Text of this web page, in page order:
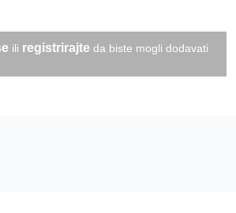
ili registrirajte da biste mogli dodavati